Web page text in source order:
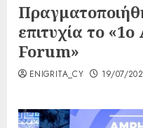
επιτυχία το
Forum»
ENIGRITA_CY 19/07/